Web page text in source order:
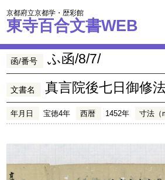
京都府立京都学・歴彩館
東寺百合文書WEB
函/番号 ふ函/8/7/
文書名 真言院後七日御修
年月日 宝徳4年 西暦 1452年 寸法（